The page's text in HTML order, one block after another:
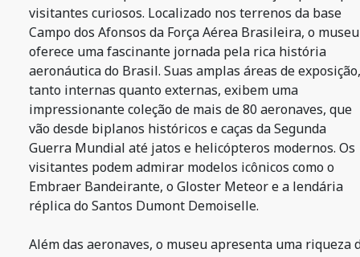
visitantes curiosos. Localizado nos terrenos da base
Campo dos Afonsos da Força Aérea Brasileira, o museu
oferece uma fascinante jornada pela rica história
aeronáutica do Brasil. Suas amplas áreas de exposição,
tanto internas quanto externas, exibem uma
impressionante coleção de mais de 80 aeronaves, que
vão desde biplanos históricos e caças da Segunda
Guerra Mundial até jatos e helicópteros modernos. Os
visitantes podem admirar modelos icônicos como o
Embraer Bandeirante, o Gloster Meteor e a lendária
réplica do Santos Dumont Demoiselle.
Além das aeronaves, o museu apresenta uma riqueza